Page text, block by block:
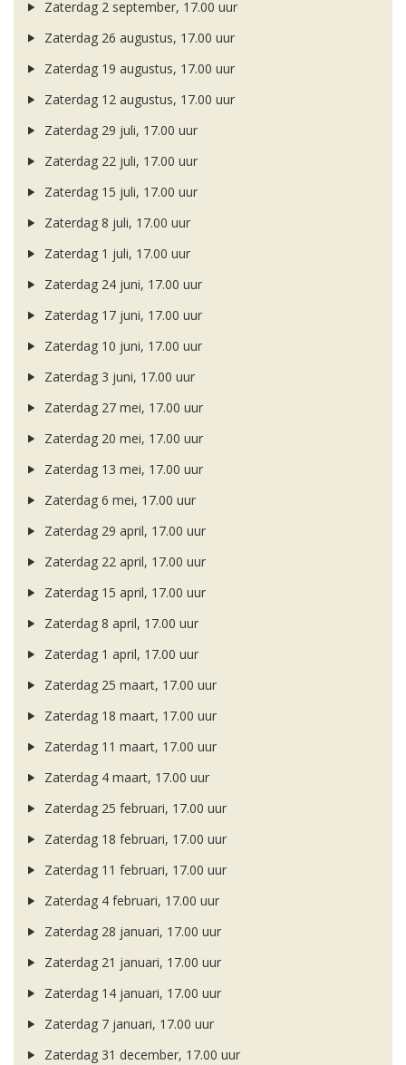
Zaterdag 2 september, 17.00 uur
Zaterdag 26 augustus, 17.00 uur
Zaterdag 19 augustus, 17.00 uur
Zaterdag 12 augustus, 17.00 uur
Zaterdag 29 juli, 17.00 uur
Zaterdag 22 juli, 17.00 uur
Zaterdag 15 juli, 17.00 uur
Zaterdag 8 juli, 17.00 uur
Zaterdag 1 juli, 17.00 uur
Zaterdag 24 juni, 17.00 uur
Zaterdag 17 juni, 17.00 uur
Zaterdag 10 juni, 17.00 uur
Zaterdag 3 juni, 17.00 uur
Zaterdag 27 mei, 17.00 uur
Zaterdag 20 mei, 17.00 uur
Zaterdag 13 mei, 17.00 uur
Zaterdag 6 mei, 17.00 uur
Zaterdag 29 april, 17.00 uur
Zaterdag 22 april, 17.00 uur
Zaterdag 15 april, 17.00 uur
Zaterdag 8 april, 17.00 uur
Zaterdag 1 april, 17.00 uur
Zaterdag 25 maart, 17.00 uur
Zaterdag 18 maart, 17.00 uur
Zaterdag 11 maart, 17.00 uur
Zaterdag 4 maart, 17.00 uur
Zaterdag 25 februari, 17.00 uur
Zaterdag 18 februari, 17.00 uur
Zaterdag 11 februari, 17.00 uur
Zaterdag 4 februari, 17.00 uur
Zaterdag 28 januari, 17.00 uur
Zaterdag 21 januari, 17.00 uur
Zaterdag 14 januari, 17.00 uur
Zaterdag 7 januari, 17.00 uur
Zaterdag 31 december, 17.00 uur